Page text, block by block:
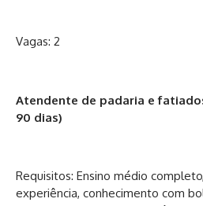
Vagas: 2
Atendente de padaria e
90 dias)
Requisitos: Ensino médio
experiência, conhecimento com